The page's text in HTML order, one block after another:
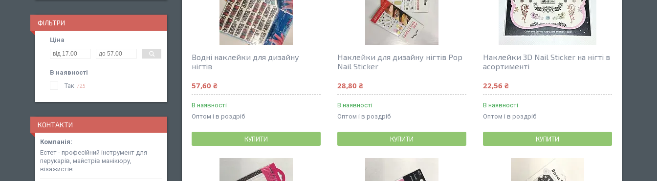
Водні наклейки для дизайну
нігтів
57,60 ₴
В наявності
Оптом і в роздріб
КУПИТИ
Наклейки для дизайну нігтів Pop
Nail Sticker
28,80 ₴
В наявності
Оптом і в роздріб
КУПИТИ
Наклейки 3D Nail Sticker на нігті в
асортименті
22,56 ₴
В наявності
Оптом і в роздріб
КУПИТИ
ФІЛЬТРИ
Ціна
В наявності
Так
25
КОНТАКТИ
Естет - професійний інструмент для
перукарів, майстрів манікюру,
візажистів